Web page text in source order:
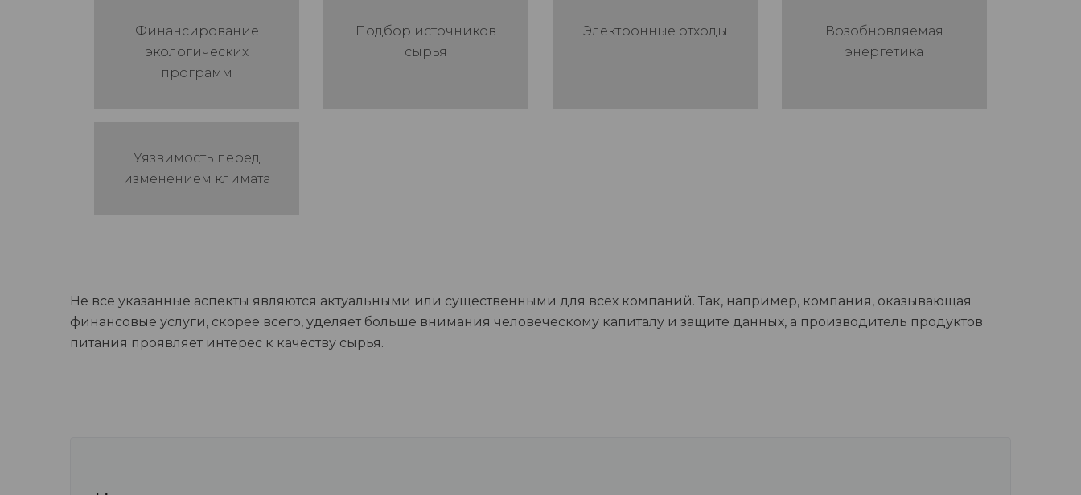
Финансирование
экологических
программ
Подбор источников
сырья
Электронные отходы
Возобновляемая
энергетика
Уязвимость перед
изменением климата
Не все указанные аспекты являются актуальными или существенными для всех компаний. Так, например, компания, оказывающая
финансовые услуги, скорее всего, уделяет больше внимания человеческому капиталу и защите данных, а производитель продуктов
питания проявляет интерес к качеству сырья.